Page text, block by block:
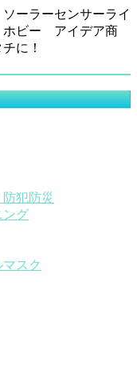
ラーセンサーライ
ビー アイデア商
に！
犯防災
ング
スク